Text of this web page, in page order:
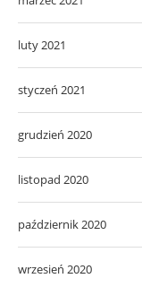
luty 2021
styczeń 2021
grudzień 2020
listopad 2020
październik 2020
wrzesień 2020